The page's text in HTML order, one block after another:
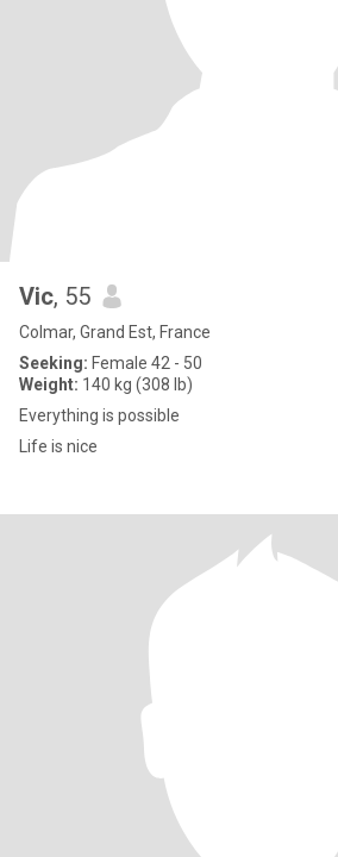
Vic, 55
Colmar, Grand Est, France
Seeking: Female 42 - 50
Weight: 140 kg (308 lb)
Everything is possible
Life is nice